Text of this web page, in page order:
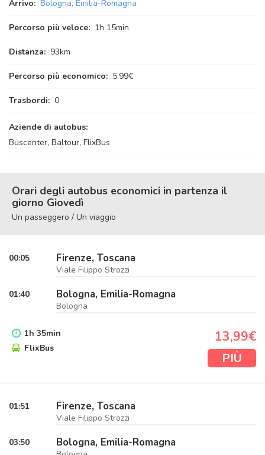
Arrivo: Bologna, Emilia-Romagna
Percorso più veloce: 1h 15min
Distanza: 93km
Percorso più economico: 5,99€
Trasbordi: 0
Aziende di autobus:
Buscenter, Baltour, FlixBus
Orari degli autobus economici in partenza il
giorno Giovedì
Un passeggero / Un viaggio
00:05 Firenze, Toscana
Viale Filippo Strozzi
01:40 Bologna, Emilia-Romagna
Bologna
1h 35min
FlixBus
13,99€
PIÙ
01:51 Firenze, Toscana
Viale Filippo Strozzi
03:50 Bologna, Emilia-Romagna